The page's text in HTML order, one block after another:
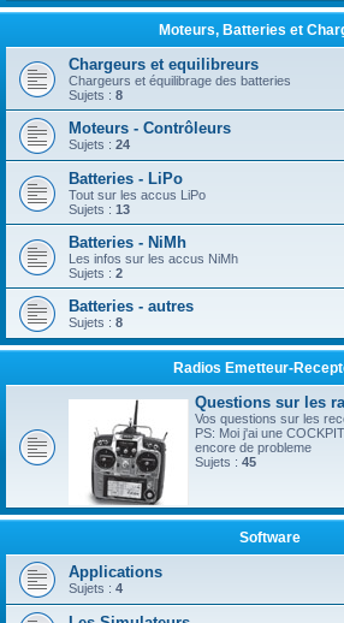
Moteurs, Batteries et
Chargeurs et equilibreurs
Chargeurs et équilibrage des batteries
Sujets : 8
Moteurs - Contrôleurs
Sujets : 24
Batteries - LiPo
Tout sur les accus LiPo
Sujets : 13
Batteries - NiMh
Les infos sur les accus NiMh
Sujets : 2
Batteries - autres
Sujets : 8
Radios Emetteur-
Questions sur les
Vos questions sur les
PS: Moi j'ai une
encore de probleme
Sujets : 45
Software
Applications
Sujets : 4